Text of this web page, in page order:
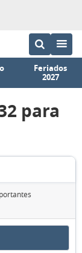
Feriados
2027
para